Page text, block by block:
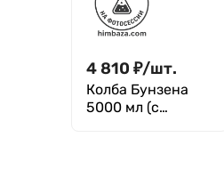
уп.1000 шт, ММД
4 810 ₽/шт.
Колба Бунзена
5000 мл (с